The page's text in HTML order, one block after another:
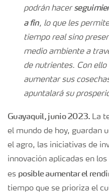
podrán hacer
a fin, lo que les
tiempo real sino
medio ambiente a
de nutrientes. Con
aumentar sus
apuntalará su
Guayaquil, junio 2023. La
el mundo de hoy, guardan
el agro, las iniciativas de
innovación aplicadas en
es posible aumentar el
tiempo que se prioriza el